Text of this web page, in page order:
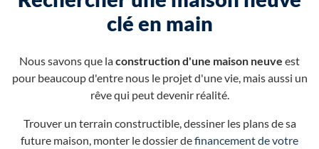
clé en main
Nous savons que laconstruction d'une maison neuve est
pour beaucoup d'entre nous le projet d'une vie, mais aussi un
rêve qui peut devenir réalité.
Trouver un terrain constructible, dessiner les plans de sa
future maison, monter le dossier definancement de votre